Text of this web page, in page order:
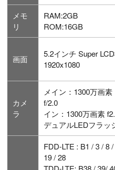
メモ
リ
RAM:2GB
ROM:16GB
画面
5.2インチ Super
1920x1080
カメ
ラ
メイン：1300万画素
f/2.0
イン：1300万画素
デュアルLEDフラッ
FDD-LTE : B1 / 3 / 8
19 / 28